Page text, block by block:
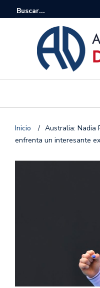
Inicio / Australia: Nadia
enfrenta un interesante